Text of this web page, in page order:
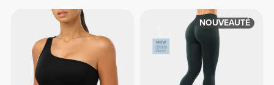
NOUVEAUTÉ